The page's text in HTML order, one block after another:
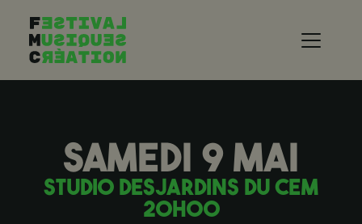
SAMEDI 9 MAI
STUDIO DESJARDINS DU CEM
20H00